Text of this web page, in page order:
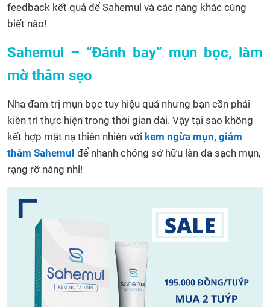
feedback kết quả để Sahemul và các nàng khác cùng
biết nào!
Sahemul – “Đánh bay” mụn bọc, làm
mờ thâm sẹo
Nha đam trị mụn bọc tuy hiệu quả nhưng bạn cần phải
kiên trì thực hiện trong thời gian dài. Vậy tại sao không
kết hợp mặt nạ thiên nhiên với kem ngừa mụn, giảm
thâm Sahemul để nhanh chóng sở hữu làn da sạch mụn,
rạng rỡ nàng nhỉ!